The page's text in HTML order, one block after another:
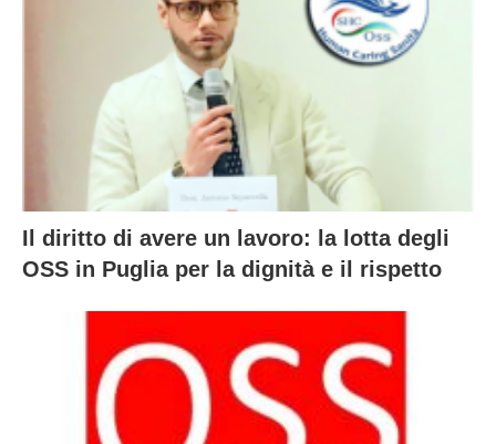
Il diritto di avere un lavoro: la lotta degli
OSS in Puglia per la dignità e il rispetto